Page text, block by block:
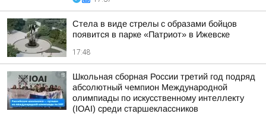
Стела в виде стрелы с образами бойцов
появится в парке «Патриот» в Ижевске
17:48
Школьная сборная России третий год подряд
абсолютный чемпион Международной
олимпиады по искусственному интеллекту
(IOAI) среди старшеклассников